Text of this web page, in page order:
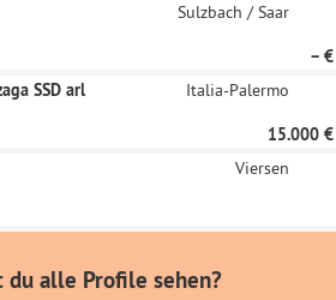
Sulzbach / Saar
– €
SSD arl
Italia-Palermo
15.000 €
Viersen
du alle Profile sehen?